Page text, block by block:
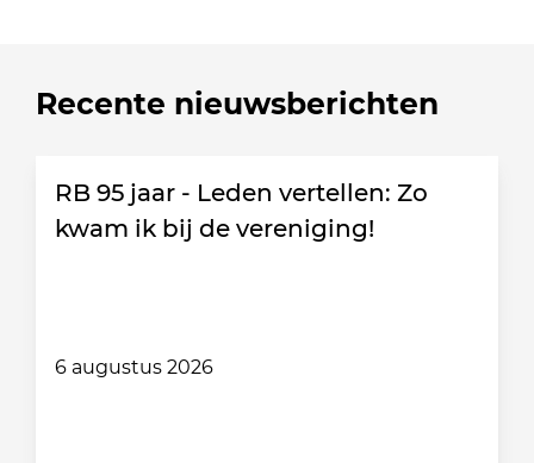
Recente nieuwsberichten
RB 95 jaar - Leden vertellen: Zo
kwam ik bij de vereniging!
6 augustus 2026